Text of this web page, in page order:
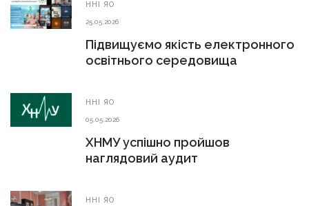
ННІ ЯО
25.05.2026
Підвищуємо якість електронного
освітнього середовища
ННІ ЯО
05.05.2026
ХНМУ успішно пройшов
наглядовий аудит
ННІ ЯО